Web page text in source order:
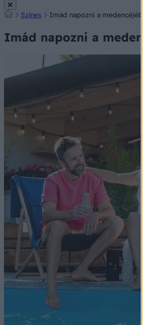
Színes Imád napozni a medencéjében?
Imád napozni a